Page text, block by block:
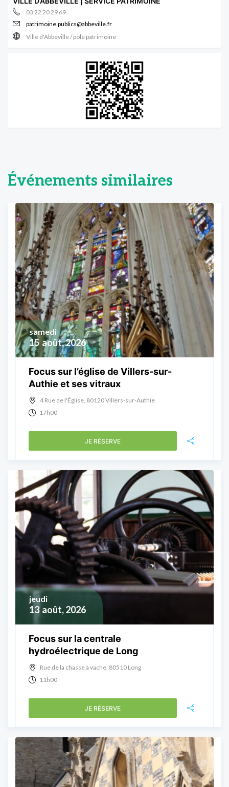
03 22 20 29 69
patrimoine.publics@abbeville.fr
Ville d'Abbeville / pole patrimoine
Événements similaires
15 août, 2026
samedi
Focus sur l’église de Villers-sur-
Authie et ses vitraux
4 Rue de l'Église, 80120 Villers-sur-Authie
17h00
JE RÉSERVE
13 août, 2026
jeudi
Focus sur la centrale
hydroélectrique de Long
Rue de la chasse à vache, 80510 Long
11h00
JE RÉSERVE